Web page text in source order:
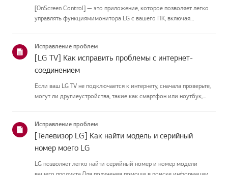
[OnScreen Control] — это приложение, которое позволяет легко
управлять функциямимонитора LG с вашего ПК, включая
приложение для вашей ...
Исправление проблем
[LG TV] Как исправить проблемы с интернет-
соединением
Если ваш LG TV не подключается к интернету, сначала проверьте,
могут ли другиеустройства, такие как смартфон или ноутбук,
Исправление проблем
[Телевизор LG] Как найти модель и серийный
номер моего LG
LG позволяет легко найти серийный номер и номер модели